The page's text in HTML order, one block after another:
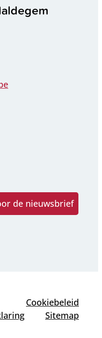
de nieuwsbrief
Cookiebeleid
Sitemap